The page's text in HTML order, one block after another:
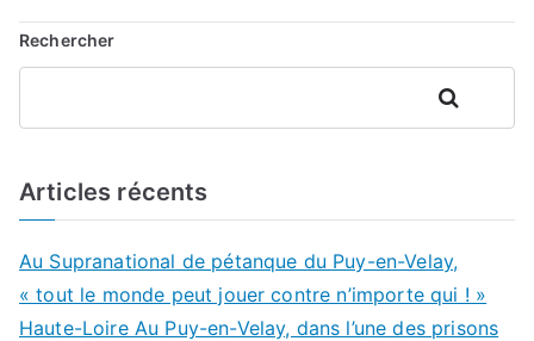
Rechercher
Rechercher
Articles récents
Au Supranational de pétanque du Puy-en-Velay,
« tout le monde peut jouer contre n’importe qui ! »
Haute-Loire Au Puy-en-Velay, dans l’une des prisons